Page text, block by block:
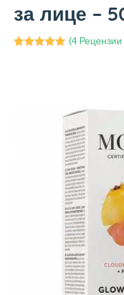
за лице –
(4Рецензии